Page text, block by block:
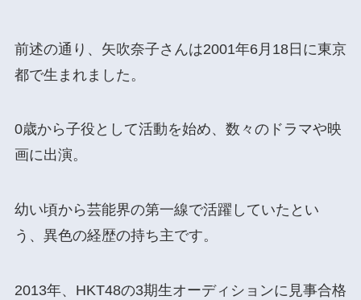
前述の通り、矢吹奈子さんは2001年6月18日に東京
都で生まれました。
0歳から子役として活動を始め、数々のドラマや映
画に出演。
幼い頃から芸能界の第一線で活躍していたとい
う、異色の経歴の持ち主です。
2013年、HKT48の3期生オーディションに見事合格